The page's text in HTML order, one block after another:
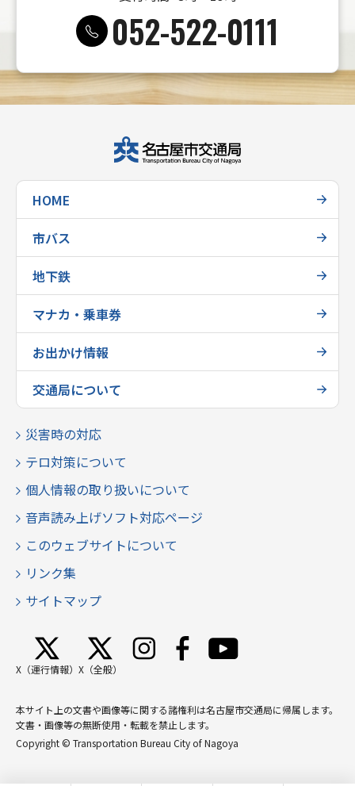
052-522-0111
HOME
市バス
地下鉄
マナカ・乗車券
お出かけ情報
交通局について
災害時の対応
テロ対策について
個人情報の取り扱いについて
音声読み上げソフト対応ページ
このウェブサイトについて
リンク集
サイトマップ
X（運行情報） X（全般）
本サイト上の文書や画像等に関する諸権利は名古屋市交通局に帰属します。
文書・画像等の無断使用・転載を禁止します。
Copyright © Transportation Bureau City of Nagoya